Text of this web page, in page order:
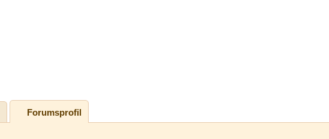
Forumsprofil